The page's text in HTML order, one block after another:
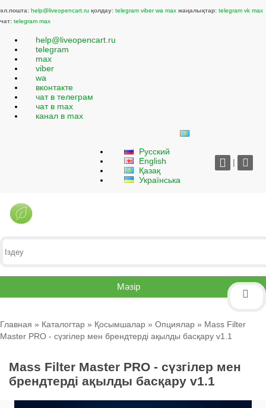
эл.пошта: help@liveopencart.ru қолдау: telegram viber wa max жаңалықтар: telegram vk max
чат: telegram max
help@liveopencart.ru
telegram
max
viber
wa
вконтакте
чат в телеграм
чат в max
канал в max
Русский
English
Қазақ
Українська
|
Мәзір
Главная » Каталогтар » Қосымшалар » Опциялар » Mass Filter
Master PRO - сүзгілер мен брендтерді ақылды басқару v1.1
Mass Filter Master PRO - сүзгілер мен
брендтерді ақылды басқару v1.1